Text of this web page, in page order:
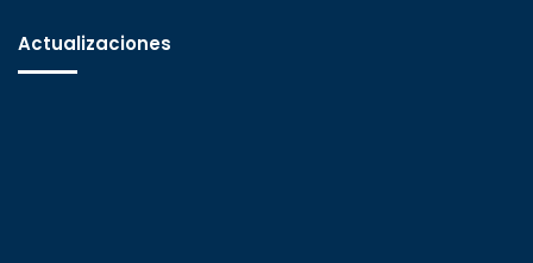
Actualizaciones